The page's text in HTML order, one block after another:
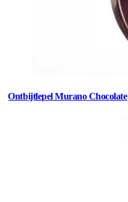
Ontbijtlepel Murano Chocolate